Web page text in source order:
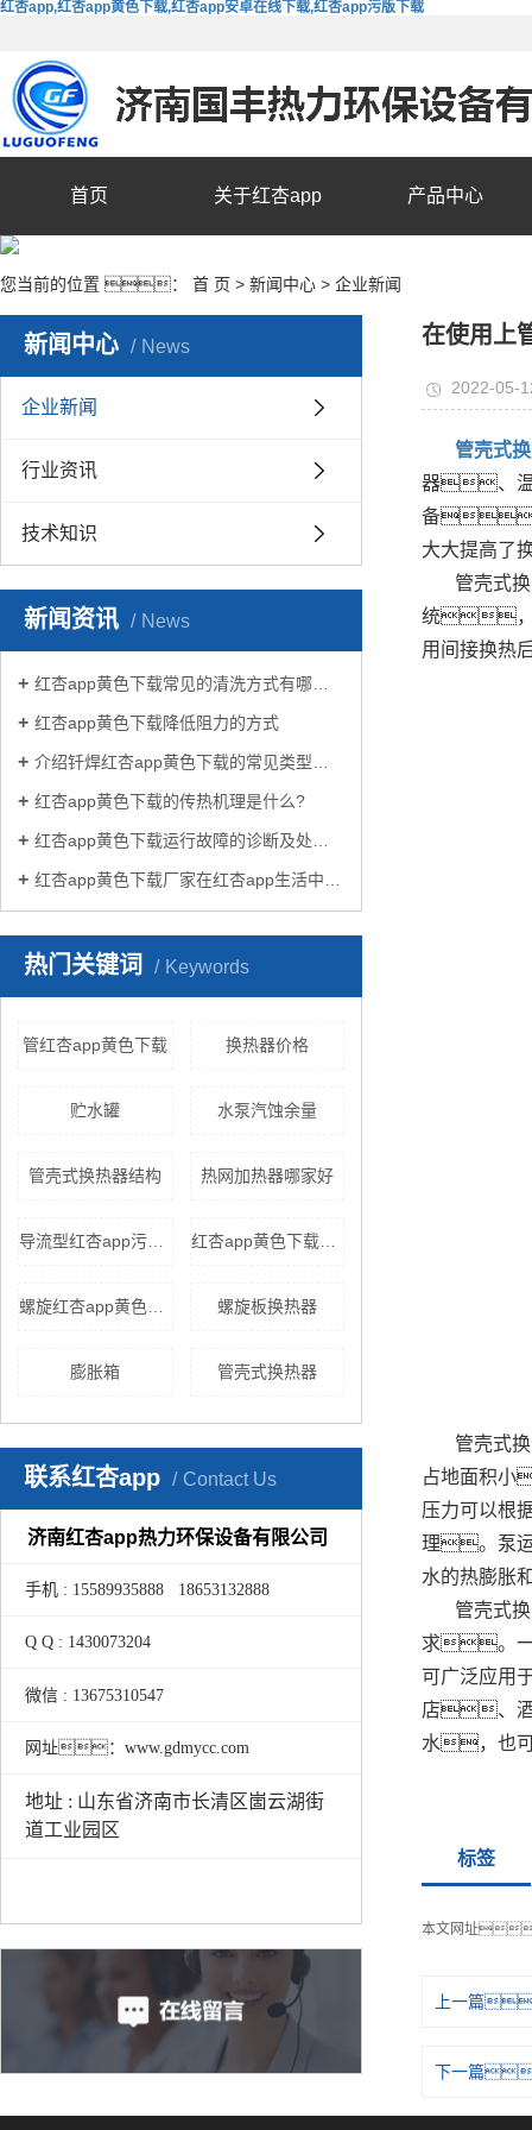
红杏app,红杏app黄色下载,红杏app安卓在线下载,红杏app污版下载
首页 关于红杏app 产品中心
您当前的位置 ： 首 页 > 新闻中心 > 企业新闻
新闻中心 News
企业新闻
行业资讯
技术知识
新闻资讯 News
红杏app黄色下载常见的清洗方式有哪些？
红杏app黄色下载降低阻力的方式
介绍钎焊红杏app黄色下载的常见类型有哪些
红杏app黄色下载的传热机理是什么?
红杏app黄色下载运行故障的诊断及处理方法
红杏app黄色下载厂家在红杏app生活中有哪些作用？
热门关键词 Keywords
管红杏app黄色下载 换热器价格
贮水罐 水泵汽蚀余量
管壳式换热器结构 热网加热器哪家好
红杏app黄色下载机组价格
螺旋板换热器
膨胀箱 管壳式换热器
联系红杏app Contact Us
济南红杏app热力环保设备有限公司
手机 : 15589935888 18653132888
Q Q : 1430073204
微信 : 13675310547
网址：www.gdmycc.com
地址 : 山东省济南市长清区崮云湖街
道工业园区
在使用上
2022-05-
管壳式
器、温
备。
大大提高了
管壳式
统，
用间接换热
管壳式
占地面积
压力可以根
理。泵
水的热膨
管壳式
求。一
可广泛应
店、
水，也
标签
本文网址
上一篇
下一篇